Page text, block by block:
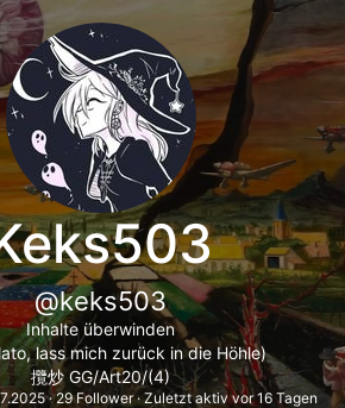
@keks503
Inhalte überwinden
lass mich zurück in die Höhle)
攬炒 GG/Art20/(4)
·29 Follower·Zuletzt aktiv vor 16 Tagen